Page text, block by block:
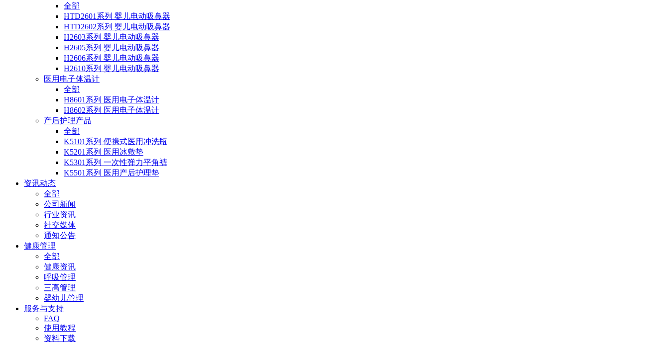
全部
HTD2601系列 婴儿电动吸鼻器
HTD2602系列 婴儿电动吸鼻器
H2603系列 婴儿电动吸鼻器
H2605系列 婴儿电动吸鼻器
H2606系列 婴儿电动吸鼻器
H2610系列 婴儿电动吸鼻器
医用电子体温计
全部
H8601系列 医用电子体温计
H8602系列 医用电子体温计
产后护理产品
全部
K5101系列 便携式医用冲洗瓶
K5201系列 医用冰敷垫
K5301系列 一次性弹力平角裤
K5501系列 医用产后护理垫
资讯动态
全部
公司新闻
行业资讯
社交媒体
通知公告
健康管理
全部
健康资讯
呼吸管理
三高管理
婴幼儿管理
服务与支持
FAQ
使用教程
资料下载